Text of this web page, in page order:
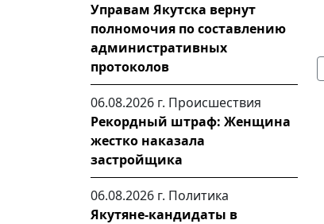
Управам Якутска вернут
полномочия по составлению
административных
протоколов
06.08.2026 г. Происшествия
Рекордный штраф: Женщина
жестко наказала
застройщика
06.08.2026 г. Политика
Якутяне-кандидаты в